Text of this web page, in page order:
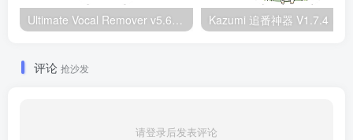
Ultimate Vocal Remover v5.6.0汉化版：一键人声分离工具
评论 抢沙发
请登录后发表评论